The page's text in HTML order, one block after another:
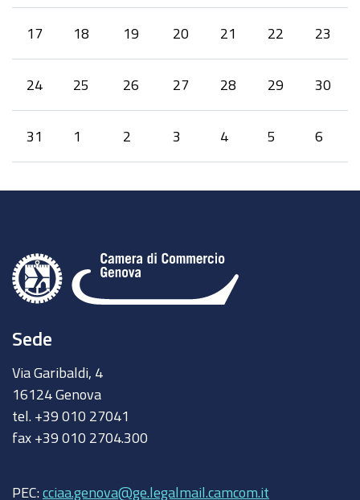
17 18 19 20 21 22 23
24 25 26 27 28 29 30
31 1 2 3 4 5 6
Sede
Via Garibaldi, 4
16124 Genova
tel. +39 010 27041
fax +39 010 2704.300
PEC: cciaa.genova@ge.legalmail.camcom.it